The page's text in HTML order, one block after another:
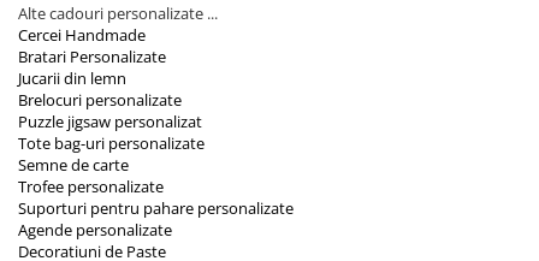
Alte cadouri personalizate ...
Cercei Handmade
Bratari Personalizate
Jucarii din lemn
Brelocuri personalizate
Puzzle jigsaw personalizat
Tote bag-uri personalizate
Semne de carte
Trofee personalizate
Suporturi pentru pahare personalizate
Agende personalizate
Decoratiuni de Paste